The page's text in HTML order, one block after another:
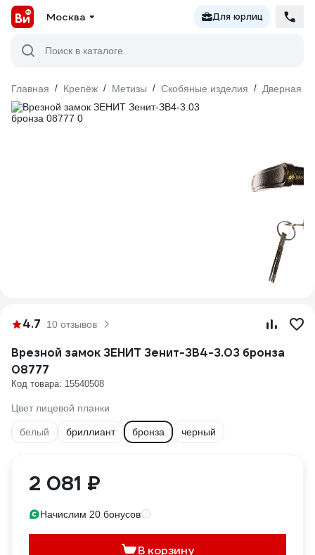
Москва Для юрлиц
Поиск в каталоге
Главная / Крепёж / Метизы / Скобяные изделия / Дверная
4.7 10 отзывов
Врезной замок ЗЕНИТ Зенит-ЗВ4-3.03 бронза
08777
Код товара: 15540508
Цвет лицевой планки
белый бриллиант бронза черный
2 081 ₽
Начислим 20 бонусов
В корзину